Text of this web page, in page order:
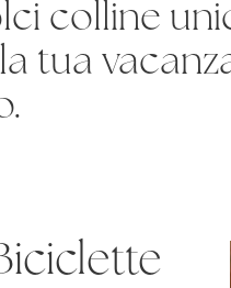
colline
tua